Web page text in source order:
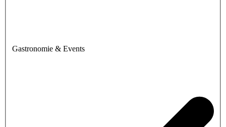
Gastronomie & Events